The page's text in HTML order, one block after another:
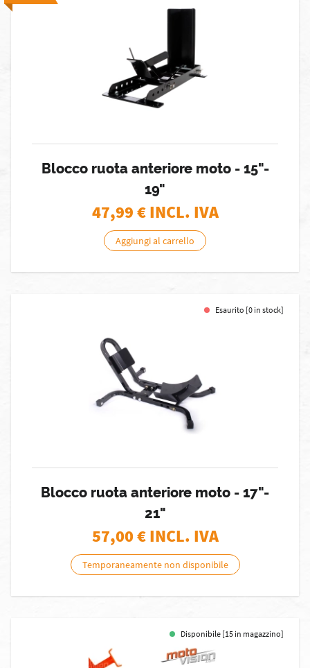
Blocco ruota anteriore moto - 15"-
19"
47,99€ INCL. IVA
Aggiungi al carrello
Esaurito [0 in stock]
Blocco ruota anteriore moto - 17"-
21"
57,00€ INCL. IVA
Temporaneamente non disponibile
Disponibile [15 in magazzino]